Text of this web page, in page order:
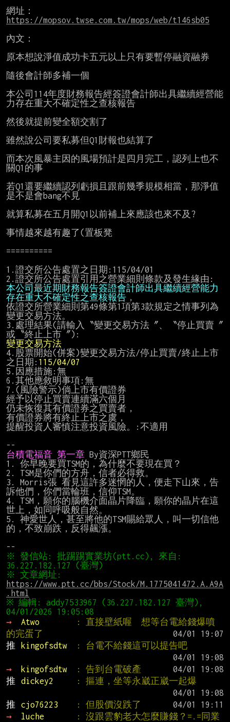
網址：
https://mopsov.twse.com.tw/mops/web/t146sb05
內文：
原本想說淨值成功卡五元以上只有要暫停融資融券
隨後會計師多補一個
本公司114年度財務報告經簽證會計師出具繼續經營能
力存在重大不確定性之查核報告
然後就提前變全額交割了
雖然說公司要私募但Q1財報也結算了
而本次風暴主因的風場預計是四月完工，認列上也不
關Q1的事
若Q1還要繼續認列虧損且跟前幾季規模相當，那淨值
是不是會bang不見
就算私募在五月開Q1以前補上來應該也來不及?
事情越來越有趣了(置板凳
==========
1.證交所公告處置之日期:115/04/01
本公司最近期財務報告簽證會計師出具繼續經營能力
存在重大不確定性之查核報告 ，
依證交所營業細則第49條第1項第3款規定之情事列為
變更交易方法。
3.處理結果(請輸入〝變更交易方法〞、〝停止買賣〞
變更交易方法
4.股票開始(併案)變更交易方法/停止買賣/終止上市
之日期: 115/04/07
5.因應措施:無
6.其他應敘明事項:無
7.(風險警示)倘上市有價證券
經予以停止買賣連續滿六個月
仍未恢復其有價證券之買賣者，
有價證券將有終止上市之虞，
提醒投資人審慎注意投資風險。:不適用
台積電福音 第一章 By資深PTT鄉民
1. 你早晚要買TSM的，為什麼不要現在買？
2. TSM是你們的方舟，信者必得救。
3. Morris張 看見這許多迷惘的人，便走下山來，告
訴他們，你們當輪班，信仰TSM。
4. TSM，願你的腦機介面晶片降臨，願你的晶片在這
世上，如同呼吸般自然。
5. 神愛世人，甚至將他的TSM賜給眾人，叫一切信他
的，不致崩跌，反得飆漲。
※ 發信站: 批踢踢實業坊(ptt.cc), 來自:
https://www.ptt.cc/bbs/Stock/M.1775041472.A.A9A
.html
※ 編輯: addy7533967 (36.227.182.127 臺灣),
→
Atwo
: 直接壁紙喔  想等台電給錢爆噴
的完蛋了
推
kingofsdtw
: 台電不給錢這可以提告吧
→
kingofsdtw : 告到台電破產
推
dickey2
: 摳連，坐等永崴正崴一起爆
推
cjo76223 : 但股價沒跌了
→
luche
: 沒跟雲豹老大怎麼賺錢？=.=同業